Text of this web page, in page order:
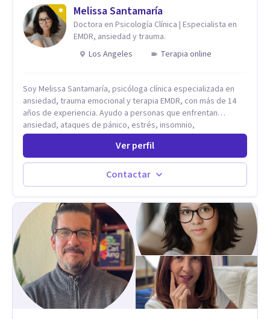
contigo, con las demás personas y con tu entorno. Además
de mi formación en psicoterapia, cuento con especialización
en sexoterapia, por lo que también acompaño temas de salud
sexual, terapia de pareja, diversidad sexual y de género,
dificultades en el deseo, intimidad, orientación o identidad.
Trabajo con objetivos claros y realistas, sin fórmulas rígidas:
combinamos profundidad emocional con una mirada práctica
sobre tu vida diaria.
Melissa Santamaría
Doctora en Psicología Clínica | Especialista en
EMDR, ansiedad y trauma.
Los Angeles
Terapia online
Soy Melissa Santamaría, psicóloga clínica especializada en
ansiedad, trauma emocional y terapia EMDR, con más de 14
años de experiencia. Ayudo a personas que enfrentan
ansiedad, ataques de pánico, estrés, insomnio,
pensamientos intrusivos, baja autoestima y experiencias
difíciles que continúan afectando su bienestar. Trabajo con
EMDR, terapia cognitivo-conductual y terapias contextuales
basadas en evidencia científica para ayudarte a comprender
el origen de tu malestar, sanar heridas emocionales y
Acompaño a adultos, adolescentes, parejas y familias en
procesos de crecimiento personal, regulación emocional y
recuperación del bienestar psicológico. Ofrezco terapia
online en español para personas que viven en Estados Unidos
y otros países, brindando un espacio seguro, confidencial y
cercano donde puedas sentirte comprendido y acompañado
en cada etapa de tu proceso.
Ver perfil
Contactar